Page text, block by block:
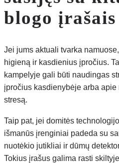
blogo įrašais
Jei jums aktuali tvarka
higieną ir kasdienius įpročius.
kampelyje gali būti naudingas
įpročius kasdienybėje arba
stresą.
Taip pat, jei domitės
išmanūs įrenginiai padeda su
nuotėkio jutikliai ir dūmų
Tokius įrašus galima rasti